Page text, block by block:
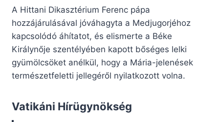
A Hittani Dikasztérium Ferenc pápa
hozzájárulásával jóváhagyta a Medjugorjéhoz
kapcsolódó áhítatot, és elismerte a Béke
Királynője szentélyében kapott bőséges lelki
gyümölcsöket anélkül, hogy a Mária-jelenések
természetfeletti jellegéről nyilatkozott volna.
Vatikáni Hírügynökség